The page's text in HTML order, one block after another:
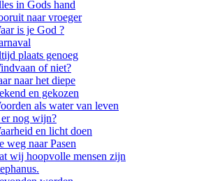
in Gods hand
naar vroeger
is je God ?
plaats genoeg
of niet?
naar het diepe
en gekozen
als water van leven
nog wijn?
en licht doen
weg naar Pasen
wij hoopvolle mensen zijn